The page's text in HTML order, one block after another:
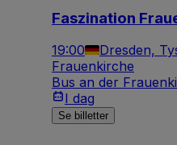
Faszination
19:00 Dresden,
Frauenkirche
Bus an der
I dag
Se billetter